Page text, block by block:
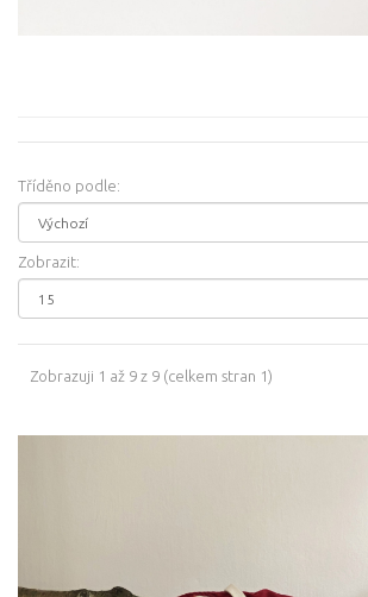
Tříděno podle:
Zobrazit:
Zobrazuji 1 až 9 z 9 (celkem stran 1)